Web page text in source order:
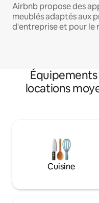
Airbnb propose des
meublés adaptés aux
d'entreprise et pour le
locations
Cuisine